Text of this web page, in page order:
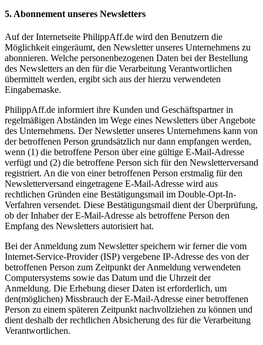
5. Abonnement unseres Newsletters
Auf der Internetseite PhilippAff.de wird den Benutzern die
Möglichkeit eingeräumt, den Newsletter unseres Unternehmens zu
abonnieren. Welche personenbezogenen Daten bei der Bestellung
des Newsletters an den für die Verarbeitung Verantwortlichen
übermittelt werden, ergibt sich aus der hierzu verwendeten
Eingabemaske.
PhilippAff.de informiert ihre Kunden und Geschäftspartner in
regelmäßigen Abständen im Wege eines Newsletters über Angebote
des Unternehmens. Der Newsletter unseres Unternehmens kann von
der betroffenen Person grundsätzlich nur dann empfangen werden,
wenn (1) die betroffene Person über eine gültige E-Mail-Adresse
verfügt und (2) die betroffene Person sich für den Newsletterversand
registriert. An die von einer betroffenen Person erstmalig für den
Newsletterversand eingetragene E-Mail-Adresse wird aus
rechtlichen Gründen eine Bestätigungsmail im Double-Opt-In-
Verfahren versendet. Diese Bestätigungsmail dient der Überprüfung,
ob der Inhaber der E-Mail-Adresse als betroffene Person den
Empfang des Newsletters autorisiert hat.
Bei der Anmeldung zum Newsletter speichern wir ferner die vom
Internet-Service-Provider (ISP) vergebene IP-Adresse des von der
betroffenen Person zum Zeitpunkt der Anmeldung verwendeten
Computersystems sowie das Datum und die Uhrzeit der
Anmeldung. Die Erhebung dieser Daten ist erforderlich, um
den(möglichen) Missbrauch der E-Mail-Adresse einer betroffenen
Person zu einem späteren Zeitpunkt nachvollziehen zu können und
dient deshalb der rechtlichen Absicherung des für die Verarbeitung
Verantwortlichen.